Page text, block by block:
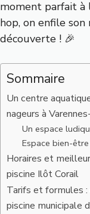
moment parfait à
hop, on enfile
découverte ! 🎉
Sommaire
Un centre
nageurs à
Un espace
Espace bien-
Horaires et
piscine Ilôt Corail
Tarifs et formules
piscine municipale